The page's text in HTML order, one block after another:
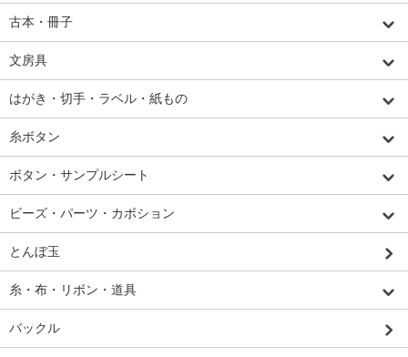
古本・冊子
文房具
はがき・切手・ラベル・紙もの
糸ボタン
ボタン・サンプルシート
ビーズ・パーツ・カボション
とんぼ玉
糸・布・リボン・道具
バックル